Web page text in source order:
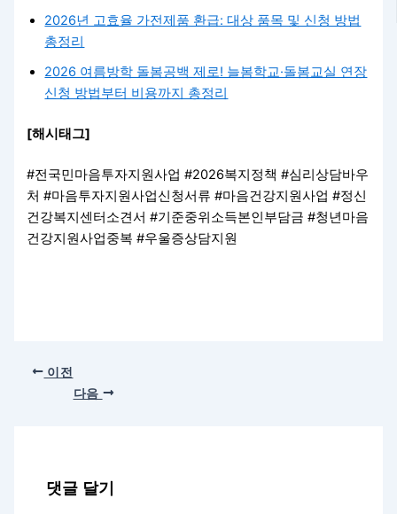
2026년 고효율 가전제품 환급: 대상 품목 및 신청 방법
총정리
2026 여름방학 돌봄공백 제로! 늘봄학교·돌봄교실 연장
신청 방법부터 비용까지 총정리
[해시태그]
#전국민마음투자지원사업 #2026복지정책 #심리상담바우
처 #마음투자지원사업신청서류 #마음건강지원사업 #정신
건강복지센터소견서 #기준중위소득본인부담금 #청년마음
건강지원사업중복 #우울증상담지원
이전
다음
댓글 달기